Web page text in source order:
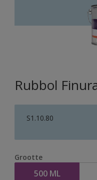
Rubbol
S1.10.80
Grootte
500 ML